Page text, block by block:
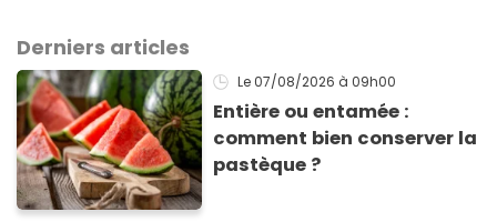
Derniers articles
Le 07/08/2026 à 09h00
Entière ou entamée :
comment bien conserver la
pastèque ?